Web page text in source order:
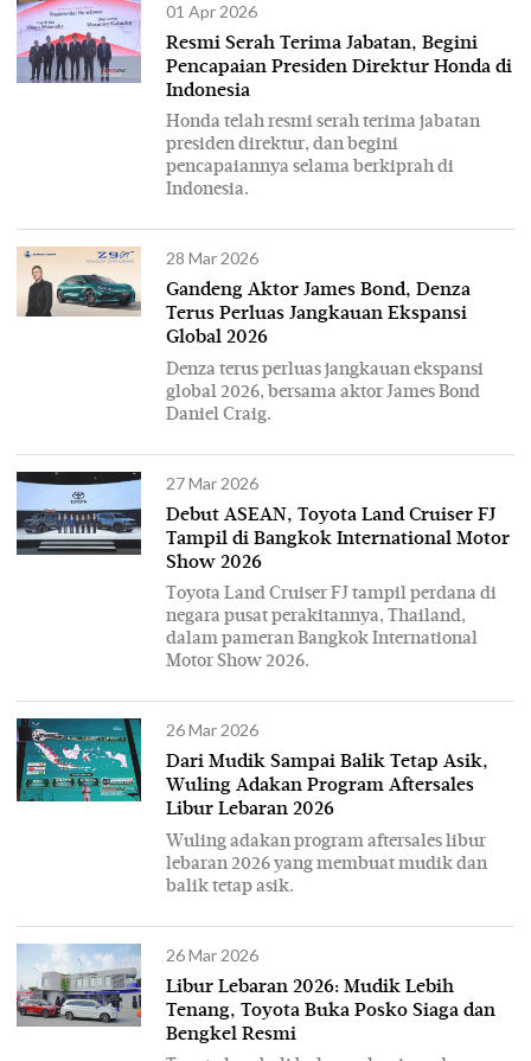
01 Apr 2026
Resmi Serah Terima Jabatan, Begini
Pencapaian Presiden Direktur Honda di
Indonesia
Honda telah resmi serah terima jabatan
presiden direktur, dan begini
pencapaiannya selama berkiprah di
Indonesia.
28 Mar 2026
Gandeng Aktor James Bond, Denza
Terus Perluas Jangkauan Ekspansi
Global 2026
Denza terus perluas jangkauan ekspansi
global 2026, bersama aktor James Bond
Daniel Craig.
27 Mar 2026
Debut ASEAN, Toyota Land Cruiser FJ
Tampil di Bangkok International Motor
Show 2026
Toyota Land Cruiser FJ tampil perdana di
negara pusat perakitannya, Thailand,
dalam pameran Bangkok International
Motor Show 2026.
26 Mar 2026
Dari Mudik Sampai Balik Tetap Asik,
Wuling Adakan Program Aftersales
Libur Lebaran 2026
Wuling adakan program aftersales libur
lebaran 2026 yang membuat mudik dan
balik tetap asik.
26 Mar 2026
Libur Lebaran 2026: Mudik Lebih
Tenang, Toyota Buka Posko Siaga dan
Bengkel Resmi